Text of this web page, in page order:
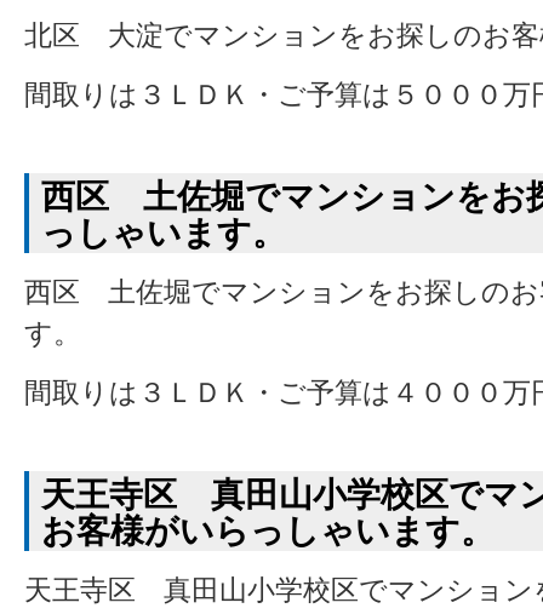
北区 大淀でマンションをお探しのお
間取りは３ＬＤＫ・ご予算は５０００万
西区 土佐堀でマンションをお
っしゃいます。
西区 土佐堀でマンションをお探しの
す。
間取りは３ＬＤＫ・ご予算は４０００万
天王寺区 真田山小学校区でマ
お客様がいらっしゃいます。
天王寺区 真田山小学校区でマンション